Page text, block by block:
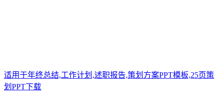
适用于年终总结,工作计划,述职报告,策划方案PPT模板,25页策
划PPT下载